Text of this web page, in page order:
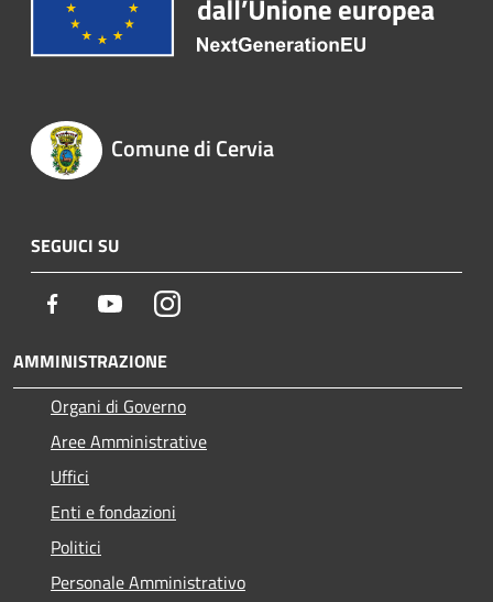
Comune di Cervia
SEGUICI SU
Facebook YoutubeInstagram
AMMINISTRAZIONE
Organi di Governo
Aree Amministrative
Uffici
Enti e fondazioni
Politici
Personale Amministrativo